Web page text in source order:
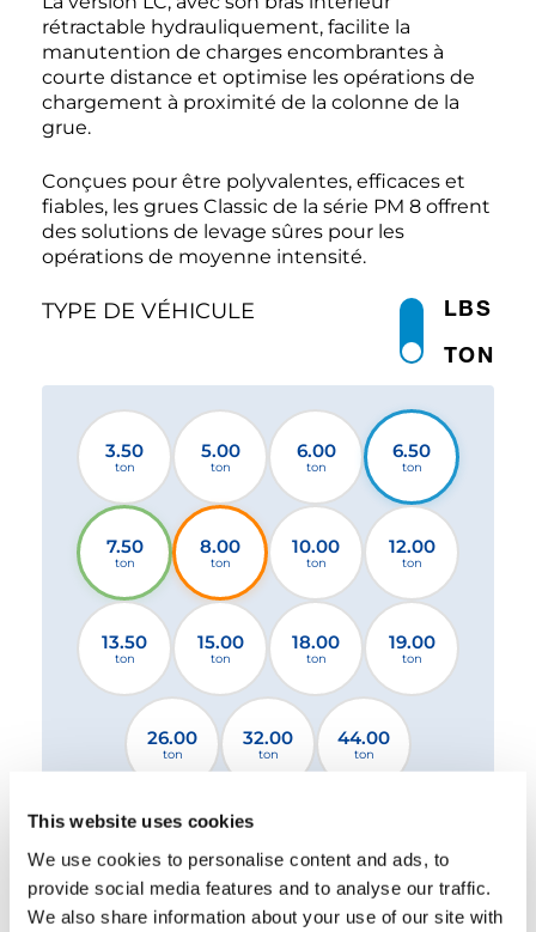
This website uses cookies
We use cookies to personalise content and ads, to
provide social media features and to analyse our traffic.
We also share information about your use of our site with
rétractable hydrauliquement, facilite la
manutention de charges encombrantes à
courte distance et optimise les opérations de
chargement à proximité de la colonne de la
grue.
Conçues pour être polyvalentes, efficaces et
fiables, les grues Classic de la série PM 8 offrent
des solutions de levage sûres pour les
opérations de moyenne intensité.
TYPE DE VÉHICULE
TON
LBS
3.50
ton
5.00
ton
6.00
ton
6.50
ton
7.50
ton
8.00
ton
10.00
ton
12.00
ton
13.50
ton
15.00
ton
18.00
ton
19.00
ton
26.00
ton
32.00
ton
44.00
ton
4 stabilisateurs